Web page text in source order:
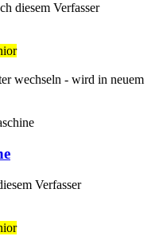
diesem Verfasser
wechseln - wird in neuem
Verfasser